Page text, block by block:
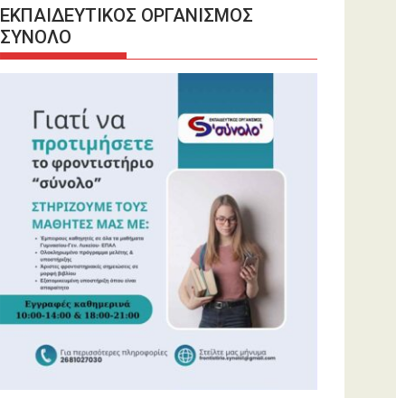
ΕΚΠΑΙΔΕΥΤΙΚΟΣ ΟΡΓΑΝΙΣΜΟΣ
ΣΥΝΟΛΟ